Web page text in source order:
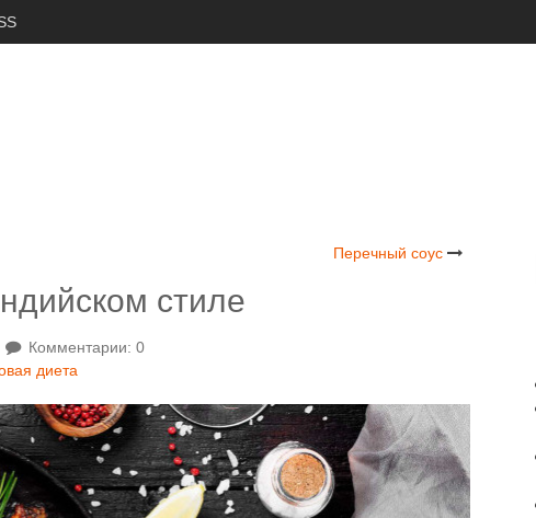
Перечный соус
стиле
Комментарии: 0
диета